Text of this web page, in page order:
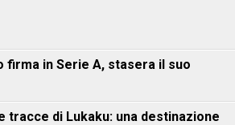
firma in Serie A, stasera il suo
tracce di Lukaku: una destinazione